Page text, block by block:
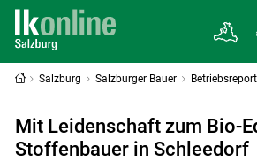
Salzburg Salzburger Bauer
Mit Leidenschaft zum Bio-
Stoffenbauer in Schleedorf